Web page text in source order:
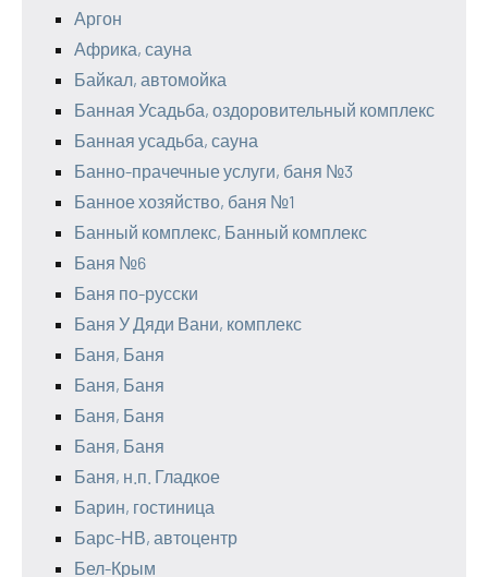
Аргон
Африка, сауна
Байкал, автомойка
Банная Усадьба, оздоровительный комплекс
Банная усадьба, сауна
Банно-прачечные услуги, баня №3
Банное хозяйство, баня №1
Банный комплекс, Банный комплекс
Баня №6
Баня по-русски
Баня У Дяди Вани, комплекс
Баня, Баня
Баня, Баня
Баня, Баня
Баня, Баня
Баня, н.п. Гладкое
Барин, гостиница
Барс-НВ, автоцентр
Бел-Крым